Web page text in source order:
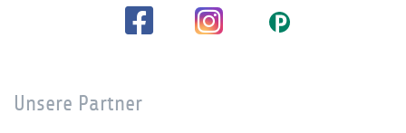
Unsere Partner